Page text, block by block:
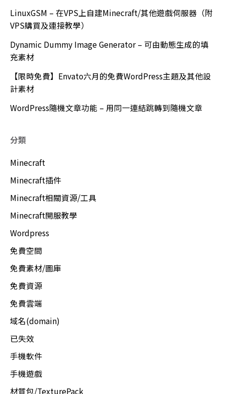
LinuxGSM – 在VPS上自建Minecraft/其他遊戲伺服器（附
VPS購買及連接教學）
Dynamic Dummy Image Generator – 可由動態生成的填
充素材
【限時免費】Envato六月的免費WordPress主題及其他設
計素材
WordPress隨機文章功能 – 用同一連結跳轉到隨機文章
分類
Minecraft
Minecraft插件
Minecraft相關資源/工具
Minecraft開服教學
Wordpress
免費空間
免費素材/圖庫
免費資源
免費雲端
域名(domain)
已失效
手機軟件
手機遊戲
材質包/TexturePack